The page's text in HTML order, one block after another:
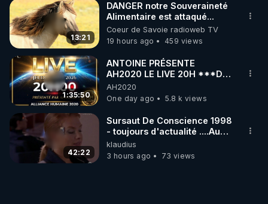
13:21
DANGER notre Souveraineté
Alimentaire est attaqué...
Coeur de Savoie radioweb TV
19 hours ago
459 views
1:35:50
ANTOINE PRÉSENTE
AH2020 LE LIVE 20H ***DU
06/08/2026***
AH2020
One day ago
5.8 k views
42:22
Sursaut De Conscience 1998
- toujours d'actualité ....Au
Dela Du Réel
klaudius
3 hours ago
73 views